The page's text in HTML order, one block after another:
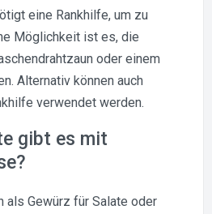
eine Rankhilfe, um zu
Möglichkeit ist es, die
oder einem
Alternativ können auch
verwendet werden.
gibt es mit
als Gewürz für Salate oder